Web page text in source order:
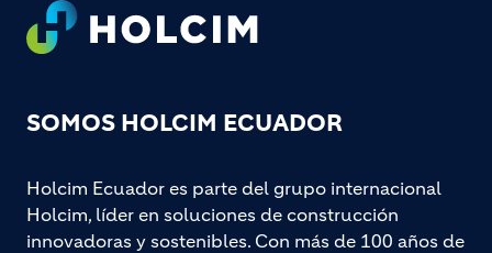
Footer
SOMOS HOLCIM ECUADOR
Holcim Ecuador es parte del grupo internacional
Holcim, líder en soluciones de construcción
innovadoras y sostenibles. Con más de 100 años de